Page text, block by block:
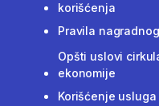
korišćenja
Pravila
Opšti uslovi
ekonomije
Korišćenje